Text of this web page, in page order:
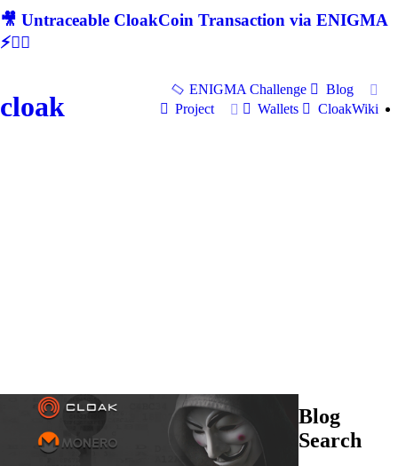
🎥 Untraceable CloakCoin Transaction via ENIGMA
⚡🕵‍♂
cloak
ENIGMA Challenge
Blog
Project
Wallets CloakWiki
Blog
Search